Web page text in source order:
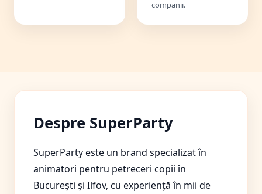
companii.
Despre SuperParty
SuperParty este un brand specializat în
animatori pentru petreceri copii în
București și Ilfov, cu experiență în mii de